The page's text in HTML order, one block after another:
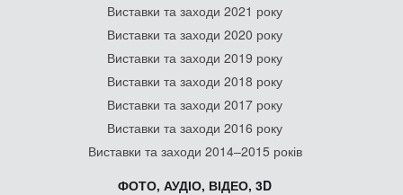
Виставки та заходи 2021 року
Виставки та заходи 2020 року
Виставки та заходи 2019 року
Виставки та заходи 2018 року
Виставки та заходи 2017 року
Виставки та заходи 2016 року
Виставки та заходи 2014–2015 років
ФОТО, АУДІО, ВІДЕО, 3D